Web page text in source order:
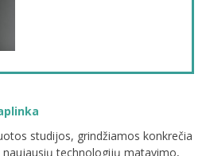
studijos, grindžiamos konkrečia
naujausių technologijų matavimo,